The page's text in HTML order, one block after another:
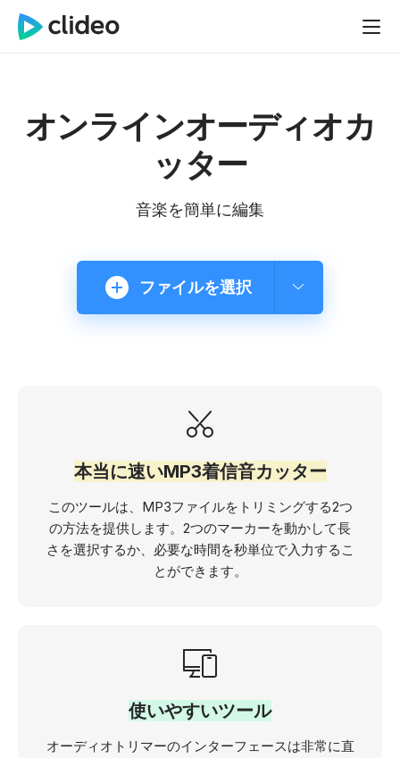
オンラインオーディオカ
ッター
音楽を簡単に編集
ファイルを選択
本当に速いMP3着信音カッター
このツールは、MP3ファイルをトリミングする2つ
の方法を提供します。2つのマーカーを動かして長
さを選択するか、必要な時間を秒単位で入力するこ
とができます。
使いやすいツール
オーディオトリマーのインターフェースは非常に直